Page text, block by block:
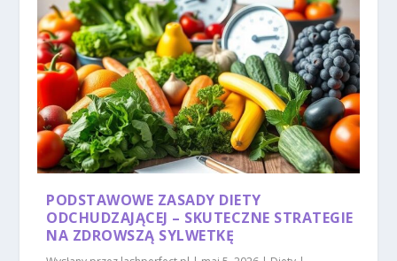
PODSTAWOWE ZASADY DIETY
ODCHUDZAJĄCEJ – SKUTECZNE STRATEGIE
NA ZDROWSZĄ SYLWETKĘ